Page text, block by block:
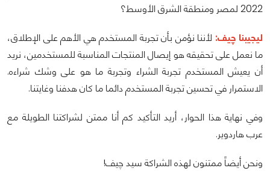
2022 لمصر ومنطقة الشرق الأوسط؟
ليجيبنا چيف: لأننا نؤمن بأن تجربة المستخدم هي الأهم على الإطلاق،
ما نعمل على تحقيقه هو إيصال المنتجات المناسبة للمستخدمين، نريد
أن يعيش المستخدم تجربة الشراء وتجربة ما هو على وشك شراءه.
الاستمرار في تحسين تجربة المستخدم دائما ما كان هدفنا وغايتنا.
وفي نهاية هذا الحوار، أريد التأكيد كم أنا ممتن لشراكتنا الطويلة مع
عرب هاردوير.
ونحن أيضاً ممتنون لهذه الشراكة سيد چيف!